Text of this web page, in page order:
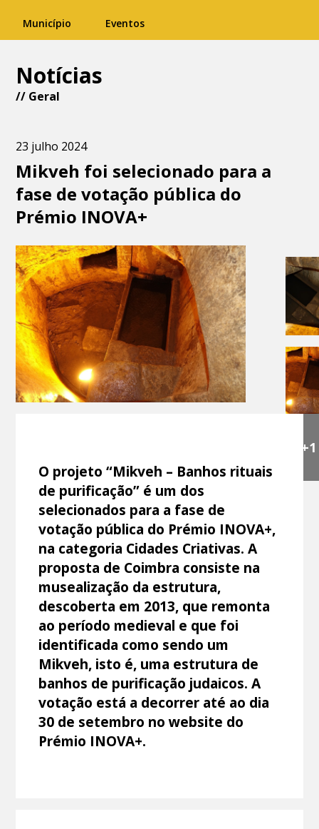
Município Eventos
Notícias
// Geral
23 julho 2024
Mikveh foi selecionado para a
fase de votação pública do
Prémio INOVA+
+1
O projeto “Mikveh – Banhos rituais
de purificação” é um dos
selecionados para a fase de
votação pública do Prémio INOVA+,
na categoria Cidades Criativas. A
proposta de Coimbra consiste na
musealização da estrutura,
descoberta em 2013, que remonta
ao período medieval e que foi
identificada como sendo um
Mikveh, isto é, uma estrutura de
banhos de purificação judaicos. A
votação está a decorrer até ao dia
30 de setembro no website do
Prémio INOVA+.